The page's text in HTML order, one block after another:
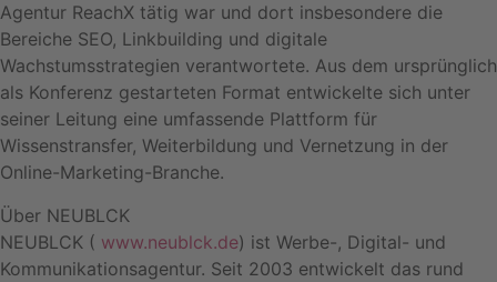
Agentur ReachX tätig war und dort insbesondere die
Bereiche SEO, Linkbuilding und digitale
Wachstumsstrategien verantwortete. Aus dem ursprünglich
als Konferenz gestarteten Format entwickelte sich unter
seiner Leitung eine umfassende Plattform für
Wissenstransfer, Weiterbildung und Vernetzung in der
Online-Marketing-Branche.
Über NEUBLCK
NEUBLCK ( www.neublck.de) ist Werbe-, Digital- und
Kommunikationsagentur. Seit 2003 entwickelt das rund